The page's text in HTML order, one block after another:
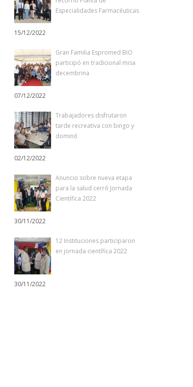
Especialidades Farmacéuticas
15/12/2022
Gran Familia Espromed BIO
participó en tradicional misa
decembrina
07/12/2022
Trabajadores disfrutaron
tarde recreativa con bingo y
dominó
02/12/2022
Anuncio sobre nueva etapa
para la salud cerró Jornada
Científica 2022
30/11/2022
12 Instituciones participaron
en jornada científica 2022
30/11/2022